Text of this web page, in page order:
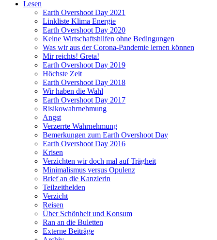
Lesen
Earth Overshoot Day 2021
Linkliste Klima Energie
Earth Overshoot Day 2020
Keine Wirtschaftshilfen ohne Bedingungen
Was wir aus der Corona-Pandemie lernen können
Mir reichts! Greta!
Earth Overshoot Day 2019
Höchste Zeit
Earth Overshoot Day 2018
Wir haben die Wahl
Earth Overshoot Day 2017
Risikowahrnehmung
Angst
Verzerrte Wahrnehmung
Bemerkungen zum Earth Overshoot Day
Earth Overshoot Day 2016
Krisen
Verzichten wir doch mal auf Trägheit
Minimalismus versus Opulenz
Brief an die Kanzlerin
Teilzeithelden
Verzicht
Reisen
Über Schönheit und Konsum
Ran an die Buletten
Externe Beiträge